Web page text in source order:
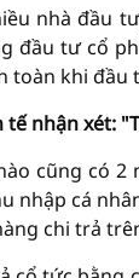
nhà đầu
đầu tư cổ
toàn khi đầu
nhận xét:
cũng có 2
nhập cá
chi trả